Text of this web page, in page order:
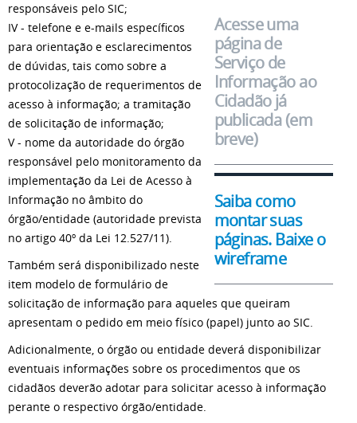
Acesse uma
página de
Serviço de
Informação ao
Cidadão já
publicada (em
breve)
Saiba como
montar suas
páginas. Baixe o
wireframe
responsáveis pelo SIC;
IV - telefone e e-mails específicos
para orientação e esclarecimentos
de dúvidas, tais como sobre a
protocolização de requerimentos de
acesso à informação; a tramitação
de solicitação de informação;
V - nome da autoridade do órgão
responsável pelo monitoramento da
implementação da Lei de Acesso à
Informação no âmbito do
órgão/entidade (autoridade prevista
no artigo 40º da Lei 12.527/11).
Também será disponibilizado neste
item modelo de formulário de
solicitação de informação para aqueles que queiram
apresentam o pedido em meio físico (papel) junto ao SIC.
Adicionalmente, o órgão ou entidade deverá disponibilizar
eventuais informações sobre os procedimentos que os
cidadãos deverão adotar para solicitar acesso à informação
perante o respectivo órgão/entidade.